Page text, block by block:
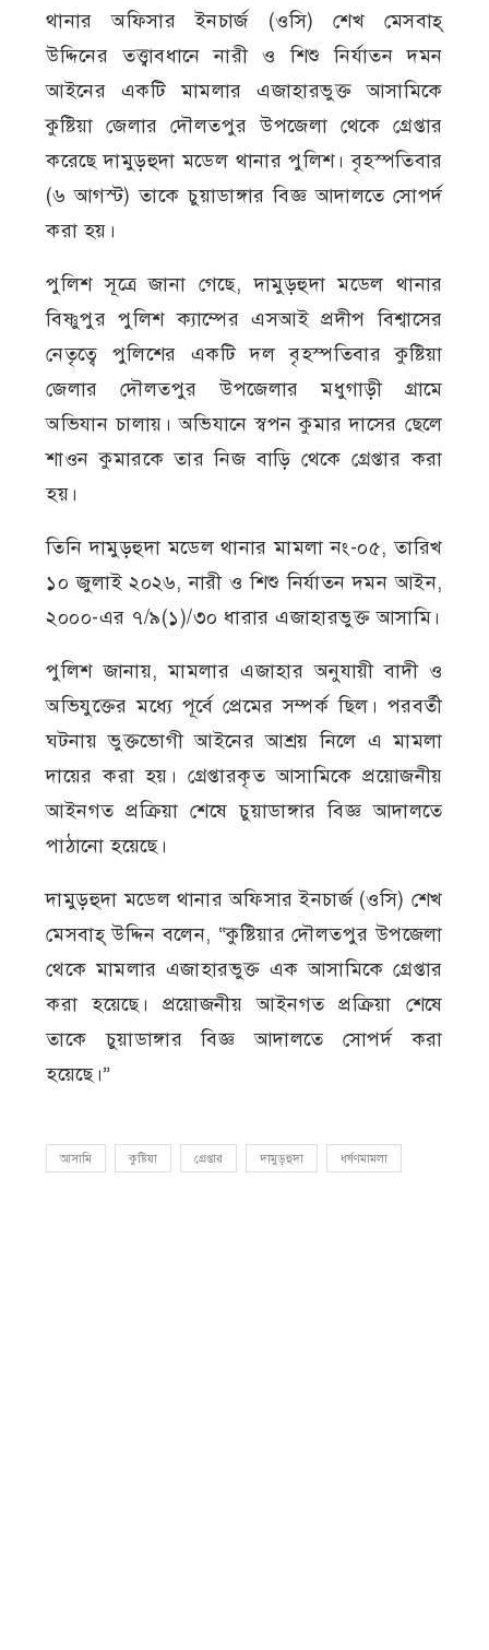
থানার অফিসার ইনচার্জ (ওসি) শেখ মেসবাহ্
উদ্দিনের তত্ত্বাবধানে নারী ও শিশু নির্যাতন দমন
আইনের একটি মামলার এজাহারভুক্ত আসামিকে
কুষ্টিয়া জেলার দৌলতপুর উপজেলা থেকে গ্রেপ্তার
করেছে দামুড়হুদা মডেল থানার পুলিশ। বৃহস্পতিবার
(৬ আগস্ট) তাকে চুয়াডাঙ্গার বিজ্ঞ আদালতে সোপর্দ
করা হয়।
পুলিশ সূত্রে জানা গেছে, দামুড়হুদা মডেল থানার
বিষ্ণুপুর পুলিশ ক্যাম্পের এসআই প্রদীপ বিশ্বাসের
নেতৃত্বে পুলিশের একটি দল বৃহস্পতিবার কুষ্টিয়া
জেলার দৌলতপুর উপজেলার মধুগাড়ী গ্রামে
অভিযান চালায়। অভিযানে স্বপন কুমার দাসের ছেলে
শাওন কুমারকে তার নিজ বাড়ি থেকে গ্রেপ্তার করা
হয়।
তিনি দামুড়হুদা মডেল থানার মামলা নং-০৫, তারিখ
১০ জুলাই ২০২৬, নারী ও শিশু নির্যাতন দমন আইন,
২০০০-এর ৭/৯(১)/৩০ ধারার এজাহারভুক্ত আসামি।
পুলিশ জানায়, মামলার এজাহার অনুযায়ী বাদী ও
অভিযুক্তের মধ্যে পূর্বে প্রেমের সম্পর্ক ছিল। পরবর্তী
ঘটনায় ভুক্তভোগী আইনের আশ্রয় নিলে এ মামলা
দায়ের করা হয়। গ্রেপ্তারকৃত আসামিকে প্রয়োজনীয়
আইনগত প্রক্রিয়া শেষে চুয়াডাঙ্গার বিজ্ঞ আদালতে
পাঠানো হয়েছে।
দামুড়হুদা মডেল থানার অফিসার ইনচার্জ (ওসি) শেখ
মেসবাহ্ উদ্দিন বলেন, “কুষ্টিয়ার দৌলতপুর উপজেলা
থেকে মামলার এজাহারভুক্ত এক আসামিকে গ্রেপ্তার
করা হয়েছে। প্রয়োজনীয় আইনগত প্রক্রিয়া শেষে
তাকে চুয়াডাঙ্গার বিজ্ঞ আদালতে সোপর্দ করা
হয়েছে।”
আসামি কুষ্টিয়া গ্রেপ্তার দামুড়হুদা ধর্ষণমামলা